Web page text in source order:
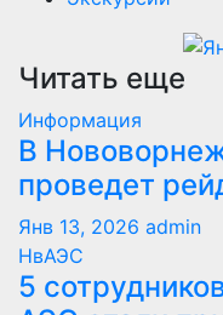
Читать еще
Информация
В
проведет
Янв 13, 2026 admin
НвАЭС
5